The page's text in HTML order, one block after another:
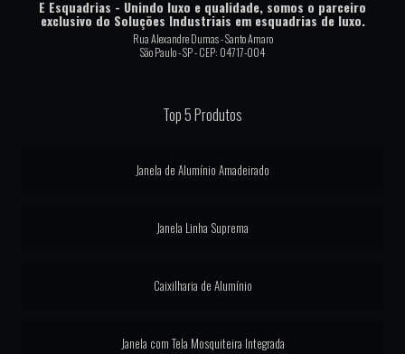
JANELA DE ALUMINIO LINHA GOLD
JANELA MAXIM AR COM TELA MOSQUITEIRO
E Esquadrias - Unindo luxo e qualidade, somos o parceiro
exclusivo do Soluções Industriais em esquadrias de luxo.
Rua Alexandre Dumas - Santo Amaro
São Paulo - SP - CEP: 04717-004
Top 5 Produtos
Janela de Alumínio Amadeirado
Janela Linha Suprema
Caixilharia de Alumínio
Janela com Tela Mosquiteira Integrada